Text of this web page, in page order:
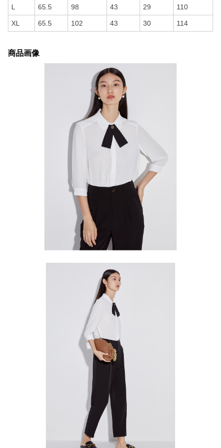
L 65.5 98 43 29 110
XL 65.5 102 43 30 114
商品画像